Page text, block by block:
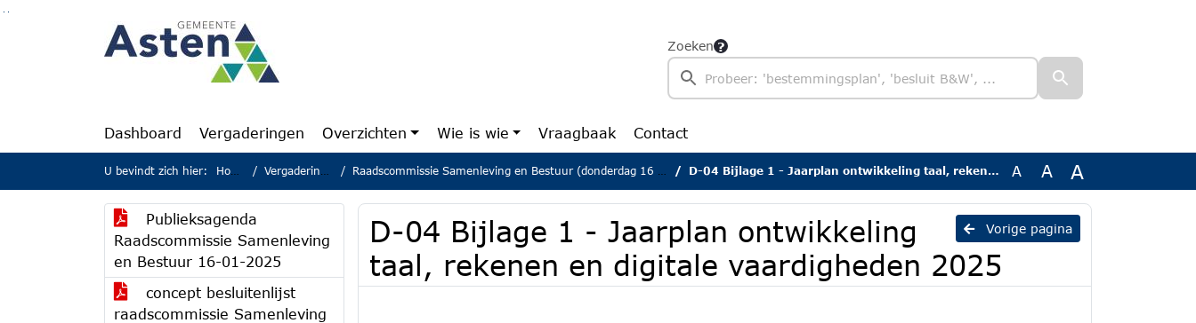
Ga naar de inhoud van deze pagina
Ga naar het zoeken
Ga naar het menu
Zoeken
Dashboard Vergaderingen Overzichten Wie is wie Vraagbaak Contact
U bevindt zich hier: Home Vergaderingen Raadscommissie Samenleving en Bestuur (donderdag 16 januari 2025) D-04 Bijlage 1 - Jaarplan ontwikkeling taal, rekenen en digitale vaardigheden 2025 A A A
Publieksagenda
Raadscommissie Samenleving
en Bestuur 16-01-2025
concept besluitenlijst
raadscommissie Samenleving
Vorige pagina
D-04 Bijlage 1 - Jaarplan ontwikkeling
taal, rekenen en digitale vaardigheden 2025